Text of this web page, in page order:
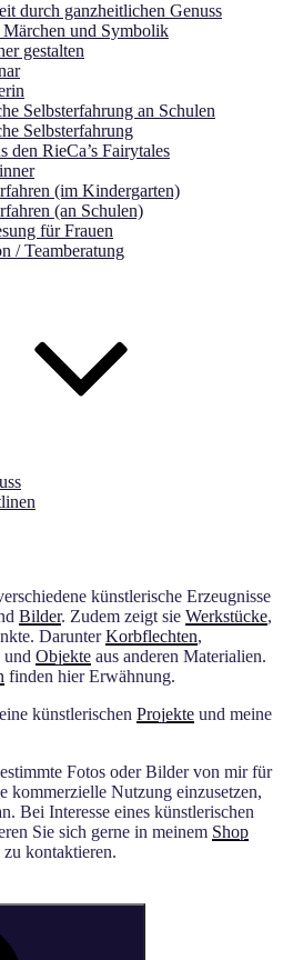
durch ganzheitlichen Genuss
und Symbolik
gestalten
Selbsterfahrung an Schulen
Selbsterfahrung
den RieCa’s Fairytales
(im Kindergarten)
(an Schulen)
für Frauen
/ Teamberatung
künstlerische Erzeugnisse
Bilder. Zudem zeigt sie Werkstücke,
DarunterKorbflechten,
und Objekte aus anderen Materialien.
finden hier Erwähnung.
künstlerischen Projekte und meine
Fotos oder Bilder von mir für
kommerzielle Nutzung einzusetzen,
Bei Interesse eines künstlerischen
Sie sich gerne in meinem Shop
kontaktieren.